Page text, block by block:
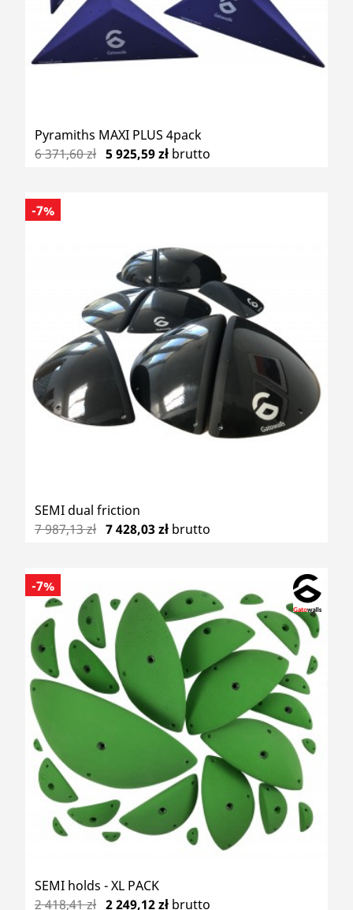
Pyramiths MAXI PLUS 4pack
6 371,60 zł 5 925,59 zł brutto
SEMI dual friction
7 987,13 zł 7 428,03 zł brutto
-7%
SEMI holds - XL PACK
2 418,41 zł 2 249,12 zł brutto
-7%